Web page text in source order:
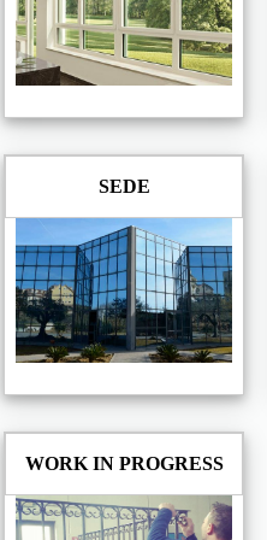
SEDE
WORK IN PROGRESS